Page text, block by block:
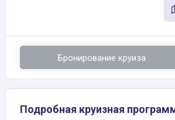
Бронирование круиза
Подробная круизная